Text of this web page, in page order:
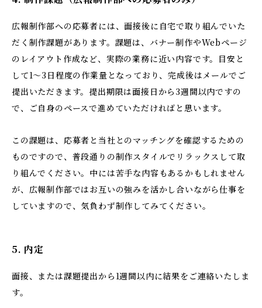
広報制作部への応募者には、面接後に自宅で取り組んでいた
だく制作課題があります。課題は、バナー制作やWebページ
のレイアウト作成など、実際の業務に近い内容です。目安と
して1～3日程度の作業量となっており、完成後はメールでご
提出いただきます。提出期限は面接日から3週間以内ですの
で、ご自身のペースで進めていただければと思います。
この課題は、応募者と当社とのマッチングを確認するための
ものですので、普段通りの制作スタイルでリラックスして取
り組んでください。中には苦手な内容もあるかもしれません
が、広報制作部ではお互いの強みを活かし合いながら仕事を
していますので、気負わず制作してみてください。
5. 内定
面接、または課題提出から1週間以内に結果をご連絡いたしま
す。